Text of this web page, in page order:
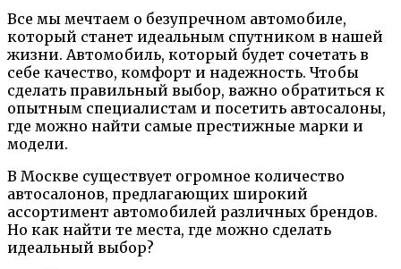
Все мы мечтаем о безупречном автомобиле,
который станет идеальным спутником в нашей
жизни. Автомобиль, который будет сочетать в
себе качество, комфорт и надежность. Чтобы
сделать правильный выбор, важно обратиться к
опытным специалистам и посетить автосалоны,
где можно найти самые престижные марки и
модели.
В Москве существует огромное количество
автосалонов, предлагающих широкий
ассортимент автомобилей различных брендов.
Но как найти те места, где можно сделать
идеальный выбор?